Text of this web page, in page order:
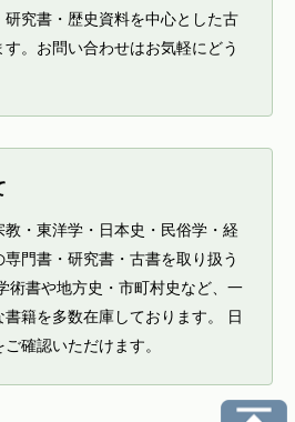
究書・歴史資料を中心とした古
。お問い合わせはお気軽にどう
・東洋学・日本史・民俗学・経
門書・研究書・古書を取り扱う
術書や地方史・市町村史など、一
籍を多数在庫しております。 日
確認いただけます。